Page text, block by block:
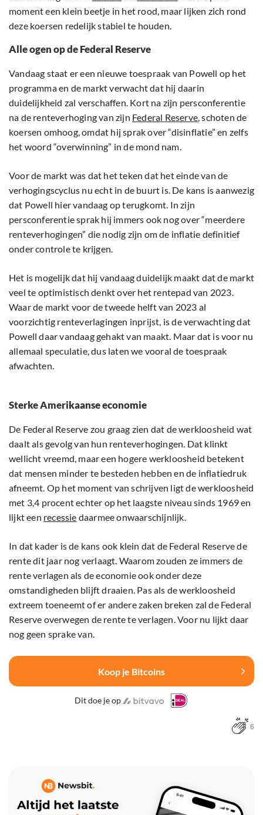
moment een klein beetje in het rood, maar lijken zich rond
deze koersen redelijk stabiel te houden.
Alle ogen op de Federal Reserve
Vandaag staat er een nieuwe toespraak van Powell op het
programma en de markt verwacht dat hij daarin
duidelijkheid zal verschaffen. Kort na zijn persconferentie
na de renteverhoging van zijn Federal Reserve, schoten de
koersen omhoog, omdat hij sprak over “disinflatie” en zelfs
het woord “overwinning” in de mond nam.
Voor de markt was dat het teken dat het einde van de
verhogingscyclus nu echt in de buurt is. De kans is aanwezig
dat Powell hier vandaag op terugkomt. In zijn
persconferentie sprak hij immers ook nog over “meerdere
renteverhogingen” die nodig zijn om de inflatie definitief
onder controle te krijgen.
Het is mogelijk dat hij vandaag duidelijk maakt dat de markt
veel te optimistisch denkt over het rentepad van 2023.
Waar de markt voor de tweede helft van 2023 al
voorzichtig renteverlagingen inprijst, is de verwachting dat
Powell daar vandaag gehakt van maakt. Maar dat is voor nu
allemaal speculatie, dus laten we vooral de toespraak
afwachten.
Sterke Amerikaanse economie
De Federal Reserve zou graag zien dat de werkloosheid wat
daalt als gevolg van hun renteverhogingen. Dat klinkt
wellicht vreemd, maar een hogere werkloosheid betekent
dat mensen minder te besteden hebben en de inflatiedruk
afneemt. Op het moment van schrijven ligt de werkloosheid
met 3,4 procent echter op het laagste niveau sinds 1969 en
lijkt een recessie daarmee onwaarschijnlijk.
In dat kader is de kans ook klein dat de Federal Reserve de
rente dit jaar nog verlaagt. Waarom zouden ze immers de
rente verlagen als de economie ook onder deze
omstandigheden blijft draaien. Pas als de werkloosheid
extreem toeneemt of er andere zaken breken zal de Federal
Reserve overwegen de rente te verlagen. Voor nu lijkt daar
nog geen sprake van.
Koop je Bitcoins
Dit doe je op
6